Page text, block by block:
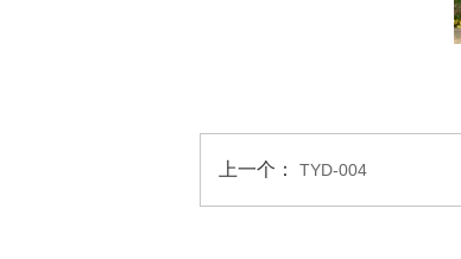
上一个： TYD-004